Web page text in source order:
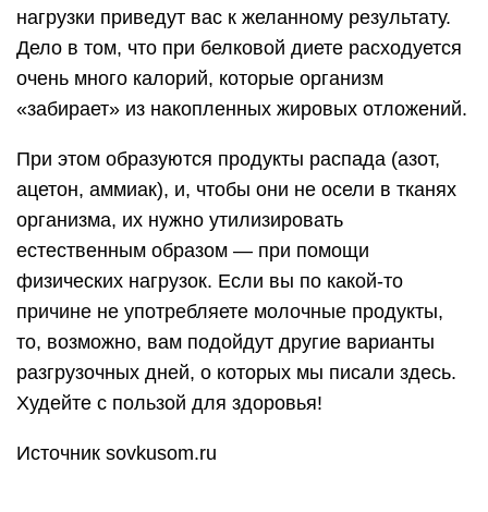
нагрузки приведут вас к желанному результату.
Дело в том, что при белковой диете расходуется
очень много калорий, которые организм
«забирает» из накопленных жировых отложений.
При этом образуются продукты распада (азот,
ацетон, аммиак), и, чтобы они не осели в тканях
организма, их нужно утилизировать
естественным образом — при помощи
физических нагрузок. Если вы по какой-то
причине не употребляете молочные продукты,
то, возможно, вам подойдут другие варианты
разгрузочных дней, о которых мы писали здесь.
Худейте с пользой для здоровья!
Источник sovkusom.ru